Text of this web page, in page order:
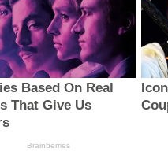
Based On Real
That Give Us
Brainberries